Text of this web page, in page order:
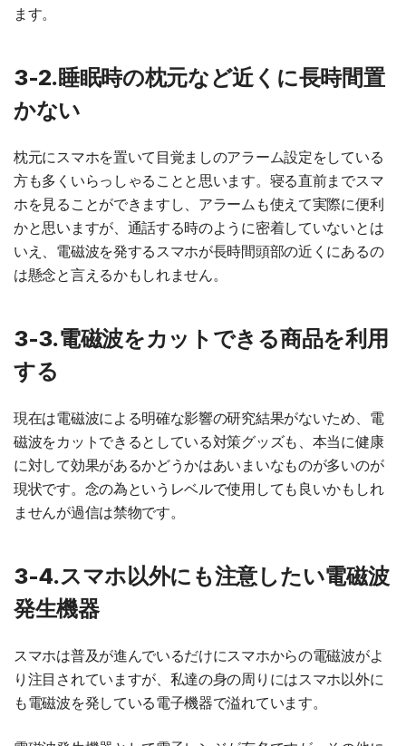
ます。
3-2.睡眠時の枕元など近くに長時間置
かない
枕元にスマホを置いて目覚ましのアラーム設定をしている
方も多くいらっしゃることと思います。寝る直前までスマ
ホを見ることができますし、アラームも使えて実際に便利
かと思いますが、通話する時のように密着していないとは
いえ、電磁波を発するスマホが長時間頭部の近くにあるの
は懸念と言えるかもしれません。
3-3.電磁波をカットできる商品を利用
する
現在は電磁波による明確な影響の研究結果がないため、電
磁波をカットできるとしている対策グッズも、本当に健康
に対して効果があるかどうかはあいまいなものが多いのが
現状です。念の為というレベルで使用しても良いかもしれ
ませんが過信は禁物です。
3-4.スマホ以外にも注意したい電磁波
発生機器
スマホは普及が進んでいるだけにスマホからの電磁波がよ
り注目されていますが、私達の身の周りにはスマホ以外に
も電磁波を発している電子機器で溢れています。